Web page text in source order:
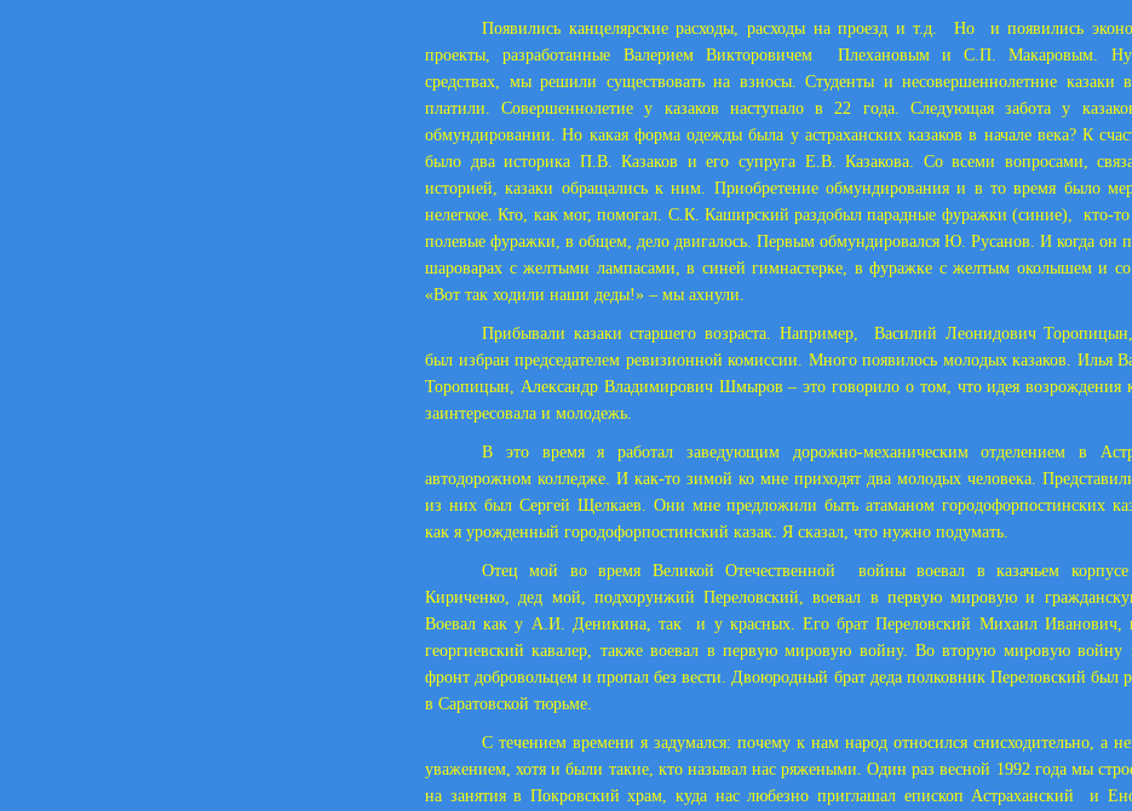
Появились канцелярские расходы, расходы на проезд и т.д. Но
и появились
проекты, разработанные Валерием Викторовичем
Плехановым и С.П. Макаровым.
средствах, мы решили существовать на взносы. Студенты и несовершеннолетние казаки
платили. Совершеннолетие у казаков наступало в 22 года. Следующая забота у
обмундировании. Но какая форма одежды была у астраханских казаков в начале века? К
было два историка П.В. Казаков и его супруга Е.В. Казакова. Со всеми вопросами,
историей, казаки обращались к ним. Приобретение обмундирования и в то время было
нелегкое. Кто, как мог, помогал. С.К. Каширский раздобыл парадные фуражки (синие),
кто-
полевые фуражки, в общем, дело двигалось. Первым обмундировался Ю. Русанов. И когда он
шароварах с желтыми лампасами, в синей гимнастерке, в фуражке с желтым околышем и со
«Вот так ходили наши деды!» – мы ахнули.
Прибывали казаки старшего возраста. Например,
Василий Леонидович
был избран председателем ревизионной комиссии. Много появилось молодых казаков. Илья
Торопицын, Александр Владимирович Шмыров – это говорило о том, что идея возрождения
заинтересовала и молодежь.
В это время я работал заведующим дорожно-механическим отделением в
автодорожном колледже. И как-то зимой ко мне приходят два молодых человека.
из них был Сергей Щелкаев. Они мне предложили быть атаманом городофорпостинских
как я урожденный городофорпостинский казак. Я сказал, что нужно подумать.
Отец мой во время Великой Отечественной
войны воевал в казачьем корпусе
Кириченко, дед мой, подхорунжий Переловский, воевал в первую мировую и
Воевал как у А.И. Деникина, так
и у красных. Его брат Переловский Михаил Иванович,
георгиевский кавалер, также воевал в первую мировую войну. Во вторую мировую
фронт добровольцем и пропал без вести. Двоюродный брат деда полковник Переловский был
в Саратовской тюрьме.
С течением времени я задумался: почему к нам народ относился снисходительно, а
уважением, хотя и были такие, кто называл нас ряжеными. Один раз весной 1992 года мы
на занятия в Покровский храм, куда нас любезно приглашал епископ Астраханский
и